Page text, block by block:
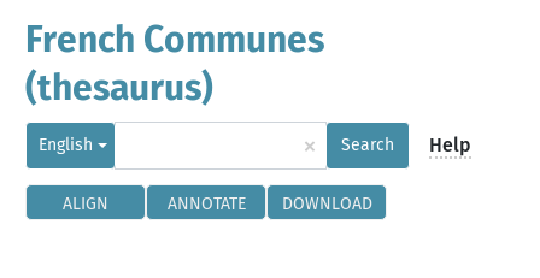
French Communes
(thesaurus)
English × Search Help
ALIGN ANNOTATE DOWNLOAD